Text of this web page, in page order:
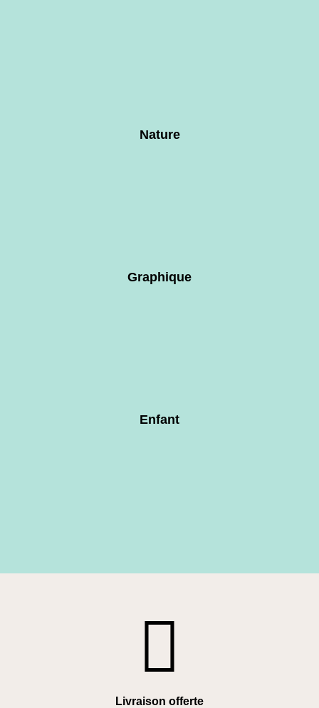
Nature
Graphique
Enfant
Livraison offerte